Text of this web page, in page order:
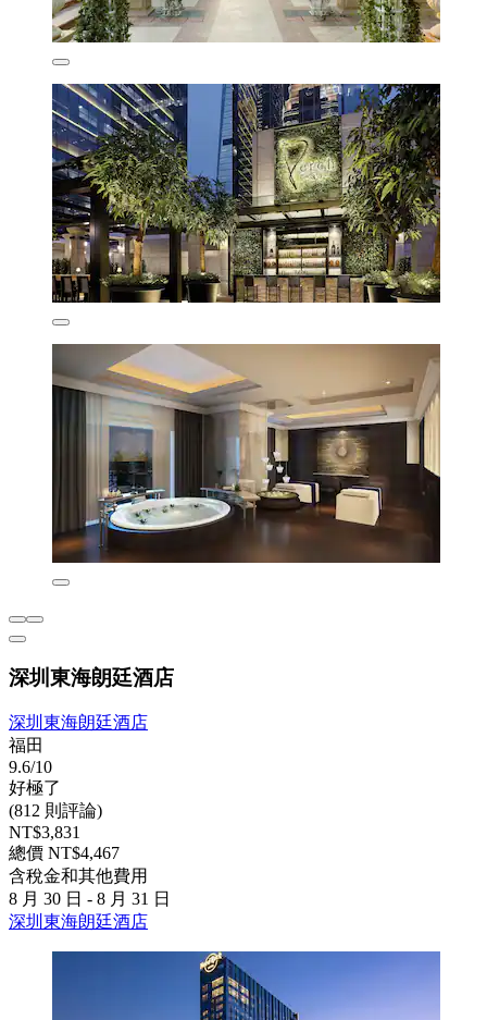
深圳東海朗廷酒店
深圳東海朗廷酒店
福田
9.6/10
好極了
(812 則評論)
NT$3,831
總價 NT$4,467
含稅金和其他費用
8 月 30 日 - 8 月 31 日
深圳東海朗廷酒店